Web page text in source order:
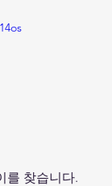
를 찾습니다.